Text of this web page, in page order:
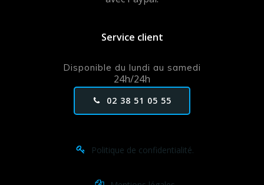
Service client
Disponible du lundi au samedi
24h/24h
02 38 51 05 55
Politique de confidentialité.